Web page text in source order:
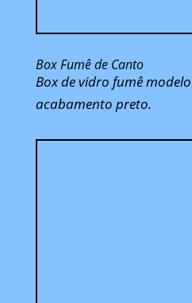
Box Fumê de Canto
Box de vidro fumê
acabamento preto.